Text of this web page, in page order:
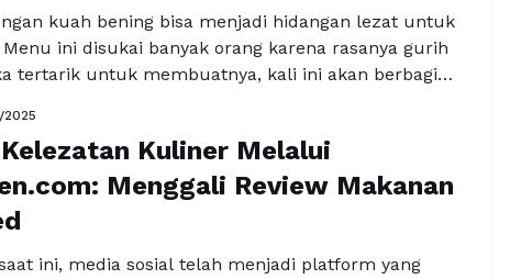
kuah bening bisa menjadi hidangan lezat untuk
ini disukai banyak orang karena rasanya gurih
tertarik untuk membuatnya, kali ini akan berbagi
ini. Bahan : 1 ruas lengkuas (memarkan) 2
jeruk 1 …Baca Selengkapnya
2025
Kuliner Melalui
Menggali Review Makanan
ini, media sosial telah menjadi platform yang